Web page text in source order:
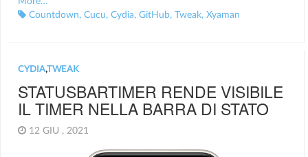
Countdown, Cucu, Cydia, GitHub, Tweak, Xyaman
CYDIA,TWEAK
STATUSBARTIMER RENDE VISIBILE
IL TIMER NELLA BARRA DI STATO
12 GIU , 2021